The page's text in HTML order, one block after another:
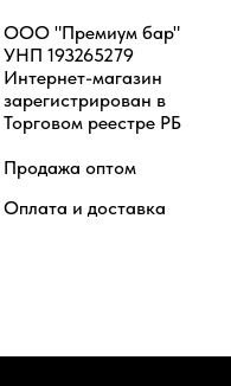
ООО "Премиум бар"
УНП 193265279
Интернет-магазин
зарегистрирован в
Торговом реестре РБ
Продажа оптом
Оплата и доставка